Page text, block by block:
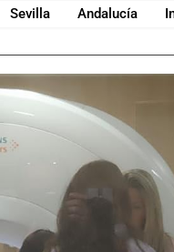
Sevilla Andalucía